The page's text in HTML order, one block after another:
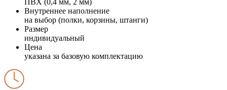
Внутреннее наполнение
на выбор (полки, корзины, штанги)
Размер
индивидуальный
Цена
указана за базовую комплектацию